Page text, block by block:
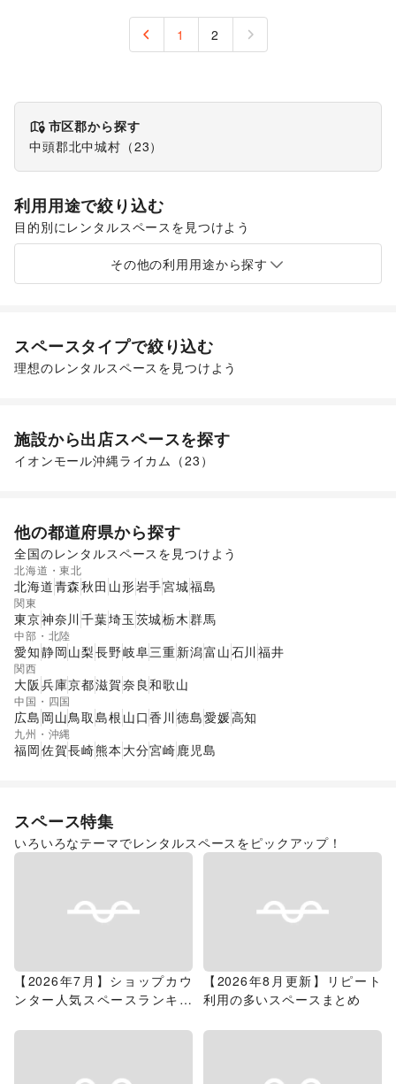
1 2
市区郡から探す
中頭郡北中城村 （23）
利用用途で絞り込む
目的別にレンタルスペースを見つけよう
ポップアップストア
食品販売
その他の利用用途から探す
スペースタイプで絞り込む
理想のレンタルスペースを見つけよう
施設から出店スペースを探す
イオンモール沖縄ライカム （23 ）
他の都道府県から探す
全国のレンタルスペースを見つけよう
北海道・東北
北海道青森秋田 山形岩手宮城福島
関東
東京神奈川 千葉埼玉 茨城栃木群馬
中部・北陸
愛知静岡山梨長野岐阜三重新潟富山石川 福井
関西
大阪 兵庫京都滋賀奈良和歌山
中国・四国
広島 岡山鳥取 島根 山口香川 徳島愛媛高知
九州・沖縄
福岡佐賀長崎熊本 大分宮崎鹿児島
スペース特集
いろいろなテーマでレンタルスペースをピックアップ！
【2026年7月】ショップカウ
ンター人気スペースランキン
【2026年8月更新】リピート
利用の多いスペースまとめ